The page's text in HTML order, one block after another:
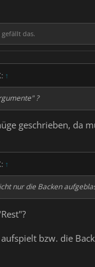
gefällt das.
↑
?
geschrieben, da
↑
nur die Backen
bzw. die